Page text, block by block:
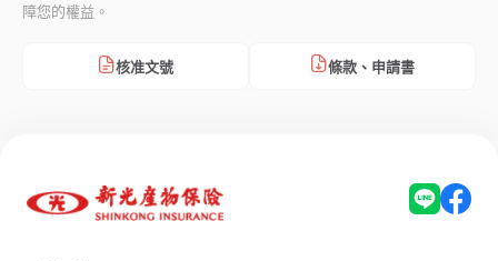
障您的權益。
核准文號 條款、申請書